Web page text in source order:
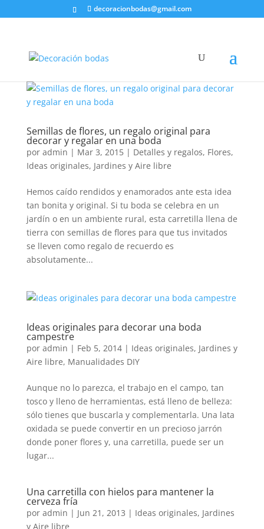
decoracionbodas@gmail.com
Semillas de flores, un regalo original para
decorar y regalar en una boda
por admin | Mar 3, 2015| Detalles y regalos, Flores,
Ideas originales, Jardines y Aire libre
Hemos caído rendidos y enamorados ante esta idea
tan bonita y original. Si tu boda se celebra en un
jardín o en un ambiente rural, esta carretilla llena de
tierra con semillas de flores para que tus invitados
se lleven como regalo de recuerdo es
absolutamente...
Ideas originales para decorar una boda
campestre
por admin | Feb 5, 2014| Ideas originales, Jardines y
Aire libre, Manualidades DIY
Aunque no lo parezca, el trabajo en el campo, tan
tosco y lleno de herramientas, está lleno de belleza:
sólo tienes que buscarla y complementarla. Una lata
oxidada se puede convertir en un precioso jarrón
donde poner flores y, una carretilla, puede ser un
lugar...
Una carretilla con hielos para mantener la
cerveza fría
por admin | Jun 21, 2013 | Ideas originales, Jardines
y Aire libre